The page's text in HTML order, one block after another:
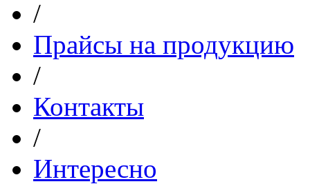
/
Прайсы на продукцию
/
Контакты
/
Интересно